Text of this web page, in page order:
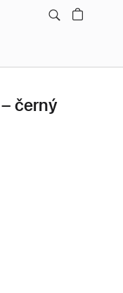
černý